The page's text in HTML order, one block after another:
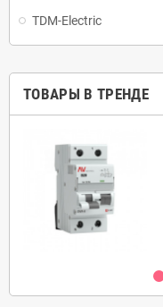
TDM-Electric
ТОВАРЫ В ТРЕНДЕ